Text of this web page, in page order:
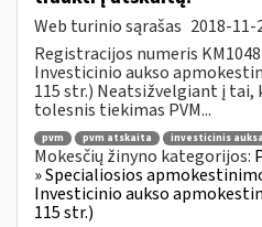
Web turinio sąrašas 2018-11-
Registracijos numeris
Investicinio aukso
115 str.) Neatsižvelgiant į tai,
tolesnis tiekimas PVM...
pvm pvm atskaita investicinis
Mokesčių žinyno kategorijos:
» Specialiosios
Investicinio aukso
115 str.)